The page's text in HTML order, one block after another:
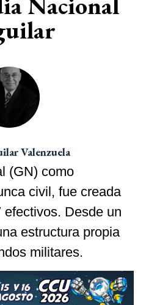
Valenzuela
(GN) como
civil, fue creada
Desde un
estructura propia
militares.